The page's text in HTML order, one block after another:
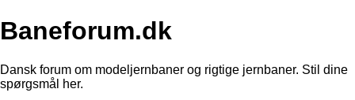
Baneforum.dk
Dansk forum om modeljernbaner og rigtige jernbaner. Stil dine
spørgsmål her.